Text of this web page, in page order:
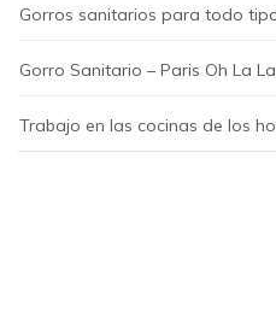
Gorros sanitarios para todo
Gorro Sanitario – Paris Oh La La
Trabajo en las cocinas de los